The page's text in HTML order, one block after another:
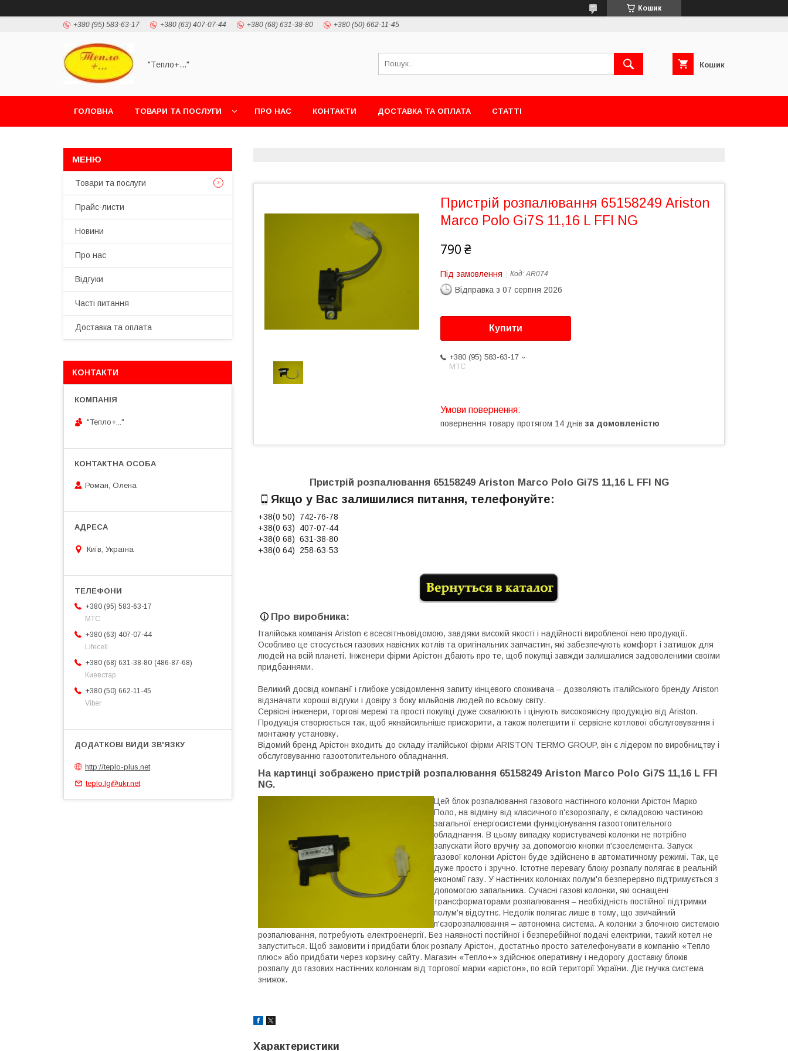
Кошик
+380 (95) 583-63-17 +380 (63) 407-07-44 +380 (68) 631-38-80 +380 (50) 662-11-45
"Тепло+..." Кошик
ГОЛОВНА ТОВАРИ ТА ПОСЛУГИ ПРО НАС КОНТАКТИ ДОСТАВКА ТА ОПЛАТА СТАТТІ
Пристрій розпалювання 65158249 Ariston
Marco Polo Gi7S 11,16 L FFI NG
790 ₴
Під замовлення Код:AR074
Відправка з 07 серпня 2026
Купити
+380 (95) 583-63-17
МТС
повернення товару протягом 14 днів за домовленістю
Пристрій розпалювання 65158249 Ariston Marco Polo Gi7S 11,16 L FFI NG
Якщо у Вас залишилися питання, телефонуйте:
+38(0 50) 742-76-78
+38(0 63) 407-07-44
+38(0 68) 631-38-80
+38(0 64) 258-63-53
Про виробника:
Італійська компанія Ariston є всесвітньовідомою, завдяки високій якості і надійності виробленої нею продукції.
Особливо це стосується газових навісних котлів та оригінальних запчастин, які забезпечують комфорт і затишок для
людей на всій планеті. Інженери фірми Арістон дбають про те, щоб покупці завжди залишалися задоволеними своїми
придбаннями.
Великий досвід компанії і глибоке усвідомлення запиту кінцевого споживача – дозволяють італійського бренду Ariston
відзначати хороші відгуки і довіру з боку мільйонів людей по всьому світу.
Сервісні інженери, торгові мережі та прості покупці дуже схвалюють і цінують високоякісну продукцію від Ariston.
Продукція створюється так, щоб якнайсильніше прискорити, а також полегшити її сервісне котлової обслуговування і
монтажну установку.
Відомий бренд Арістон входить до складу італійської фірми ARISTON TERMO GROUP, він є лідером по виробництву і
обслуговуванню газоотопительного обладнання.
На картинці зображено пристрій розпалювання 65158249 Ariston Marco Polo Gi7S 11,16 L FFI
NG.
Цей блок розпалювання газового настінного колонки Арістон Марко
Поло, на відміну від класичного п'єзорозпалу, є складовою частиною
загальної енергосистеми функціонування газоотопительного
обладнання. В цьому випадку користувачеві колонки не потрібно
запускати його вручну за допомогою кнопки п'єзоелемента. Запуск
газової колонки Арістон буде здійснено в автоматичному режимі. Так, це
дуже просто і зручно. Істотне перевагу блоку розпалу полягає в реальній
економії газу. У настінних колонках полум'я безперервно підтримується з
допомогою запальника. Сучасні газові колонки, які оснащені
трансформаторами розпалювання – необхідність постійної підтримки
полум'я відсутнє. Недолік полягає лише в тому, що звичайний
п'єзорозпалювання – автономна система. А колонки з блочною системою
розпалювання, потребують електроенергії. Без наявності постійної і безперебійної подачі електрики, такий котел не
запуститься. Щоб замовити і придбати блок розпалу Арістон, достатньо просто зателефонувати в компанію «Тепло
плюс» або придбати через корзину сайту. Магазин «Тепло+» здійснює оперативну і недорогу доставку блоків
розпалу до газових настінних колонкам від торгової марки «арістон», по всій території України. Діє гнучка система
знижок.
Характеристики
Товари та послуги
Прайс-листи
Новини
Про нас
Відгуки
Часті питання
Доставка та оплата
КОНТАКТИ
"Тепло+..."
Роман, Олена
Київ, Україна
+380 (95) 583-63-17
МТС
+380 (63) 407-07-44
Lifecell
+380 (68) 631-38-80 486-87-68
Киевстар
+380 (50) 662-11-45
Viber
http://teplo-plus.net
teplo.lg@ukr.net